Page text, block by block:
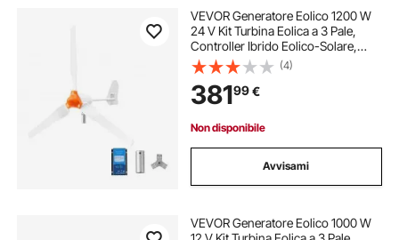
VEVOR Generatore Eolico 1200 W
24 V Kit Turbina Eolica a 3 Pale,
Controller Ibrido Eolico-Solare,
Generatore AC Trifase a Magneti
Permanenti, per Camper, Barca e
Casa, Palo di Montaggio Non
Incluso
(4)
38199€
Non disponibile
Avvisami
VEVOR Generatore Eolico 1000 W